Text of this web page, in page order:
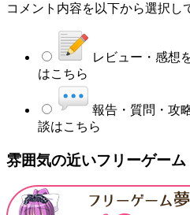
コメント内容を以下から選択し
レビュー・感想
はこちら
報告・質問・攻
談はこちら
雰囲気の近いフリーゲーム